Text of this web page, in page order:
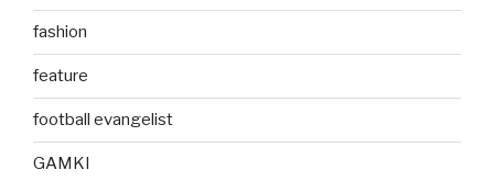
fashion
feature
football evangelist
GAMKI